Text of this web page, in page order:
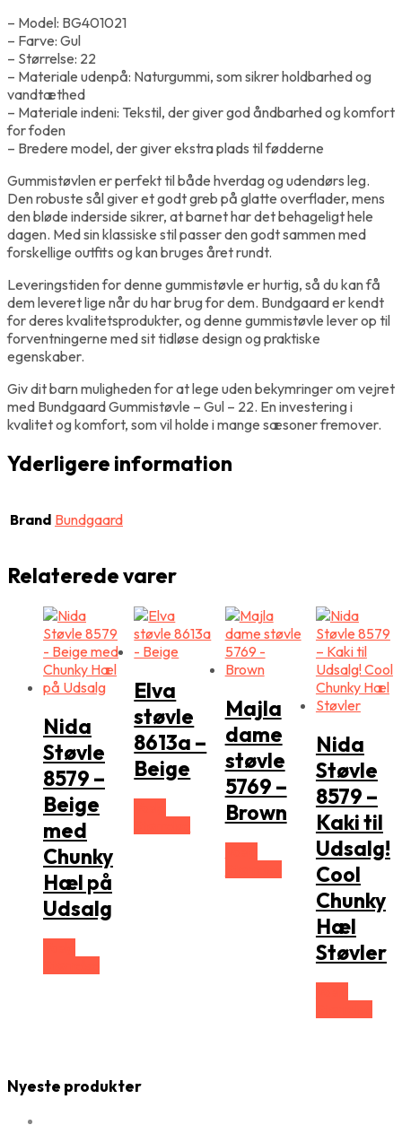
– Model: BG401021
– Farve: Gul
– Størrelse: 22
– Materiale udenpå: Naturgummi, som sikrer holdbarhed og
vandtæthed
– Materiale indeni: Tekstil, der giver god åndbarhed og komfort
for foden
– Bredere model, der giver ekstra plads til fødderne
Gummistøvlen er perfekt til både hverdag og udendørs leg.
Den robuste sål giver et godt greb på glatte overflader, mens
den bløde inderside sikrer, at barnet har det behageligt hele
dagen. Med sin klassiske stil passer den godt sammen med
forskellige outfits og kan bruges året rundt.
Leveringstiden for denne gummistøvle er hurtig, så du kan få
dem leveret lige når du har brug for dem. Bundgaard er kendt
for deres kvalitetsprodukter, og denne gummistøvle lever op til
forventningerne med sit tidløse design og praktiske
egenskaber.
Giv dit barn muligheden for at lege uden bekymringer om vejret
med Bundgaard Gummistøvle – Gul – 22. En investering i
kvalitet og komfort, som vil holde i mange sæsoner fremover.
Yderligere information
Brand Bundgaard
Relaterede varer
Nida
Støvle
8579 –
Beige
med
Chunky
Hæl på
Udsalg
Elva
støvle
8613a –
Beige
Majla
dame
støvle
5769 –
Brown
Nida
Støvle
8579 –
Kaki til
Udsalg!
Cool
Chunky
Hæl
Støvler
Nyeste produkter